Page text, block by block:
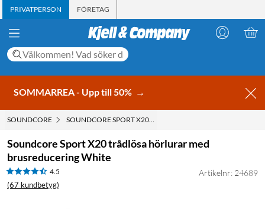
PRIVATPERSON FÖRETAG
SOMMARREA - Upp till 50% →
SOUNDCORE SOUNDCORE SPORT X20 TRÅDLÖSA HÖRLURAR MED
Soundcore Sport X20 trådlösa hörlurar med
brusreducering White
4.5
(67 kundbetyg)
Artikelnr: 24689